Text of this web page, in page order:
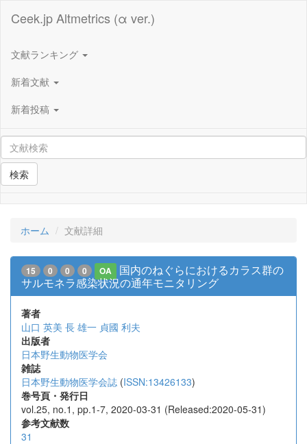
Ceek.jp Altmetrics (α ver.)
文献ランキング
新着文献
新着投稿
検索
ホーム 文献詳細
15 0 0 0 OA
国内のねぐらにおけるカラス群の
サルモネラ感染状況の通年モニタリング
著者
山口 英美 長 雄一 貞國 利夫
出版者
日本野生動物医学会
雑誌
日本野生動物医学会誌 (ISSN:13426133)
巻号頁・発行日
vol.25, no.1, pp.1-7, 2020-03-31 (Released:2020-05-31)
参考文献数
31